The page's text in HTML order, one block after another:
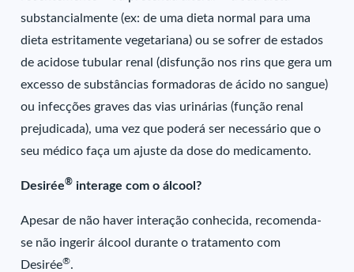
substancialmente (ex: de uma dieta normal para uma
dieta estritamente vegetariana) ou se sofrer de estados
de acidose tubular renal (disfunção nos rins que gera um
excesso de substâncias formadoras de ácido no sangue)
ou infecções graves das vias urinárias (função renal
prejudicada), uma vez que poderá ser necessário que o
seu médico faça um ajuste da dose do medicamento.
Desirée® interage com o álcool?
Apesar de não haver interação conhecida, recomenda-
se não ingerir álcool durante o tratamento com
Desirée®.